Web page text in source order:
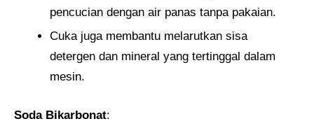
pencucian dengan air panas tanpa pakaian.
Cuka juga membantu melarutkan sisa
detergen dan mineral yang tertinggal dalam
mesin.
Soda Bikarbonat: